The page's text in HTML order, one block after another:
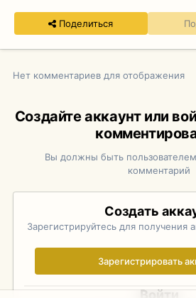
Поделиться
Нет комментариев для отображения
Создайте аккаунт или
Вы должны быть
комментарий
Создать
Зарегистрируйтесь для получения
Зарегистрировать
Войти